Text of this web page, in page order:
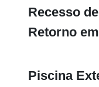
Recesso
Retorno
Piscina